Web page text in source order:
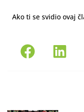
Ako ti se svidio ovaj